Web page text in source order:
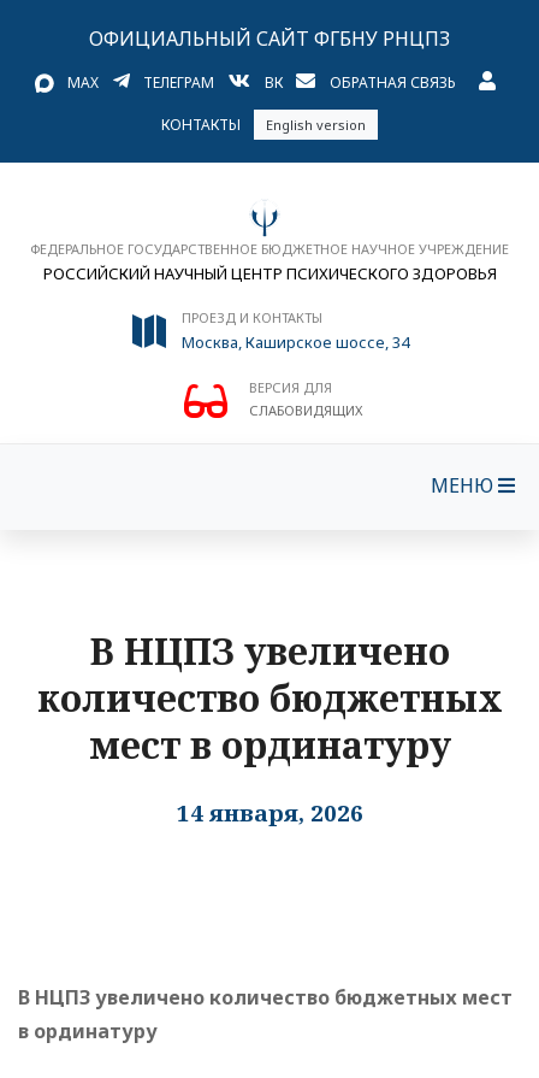
ОФИЦИАЛЬНЫЙ САЙТ ФГБНУ РНЦПЗ
MAX ТЕЛЕГРАМ ВК ОБРАТНАЯ СВЯЗЬ
КОНТАКТЫ English version
ФЕДЕРАЛЬНОЕ ГОСУДАРСТВЕННОЕ БЮДЖЕТНОЕ НАУЧНОЕ УЧРЕЖДЕНИЕ
РОССИЙСКИЙ НАУЧНЫЙ ЦЕНТР ПСИХИЧЕСКОГО ЗДОРОВЬЯ
ПРОЕЗД И КОНТАКТЫ
Москва, Каширское шоссе, 34
ВЕРСИЯ ДЛЯ
СЛАБОВИДЯЩИХ
МЕНЮ
В НЦПЗ увеличено
количество бюджетных
мест в ординатуру
14 января, 2026
В НЦПЗ увеличено количество бюджетных мест
в ординатуру